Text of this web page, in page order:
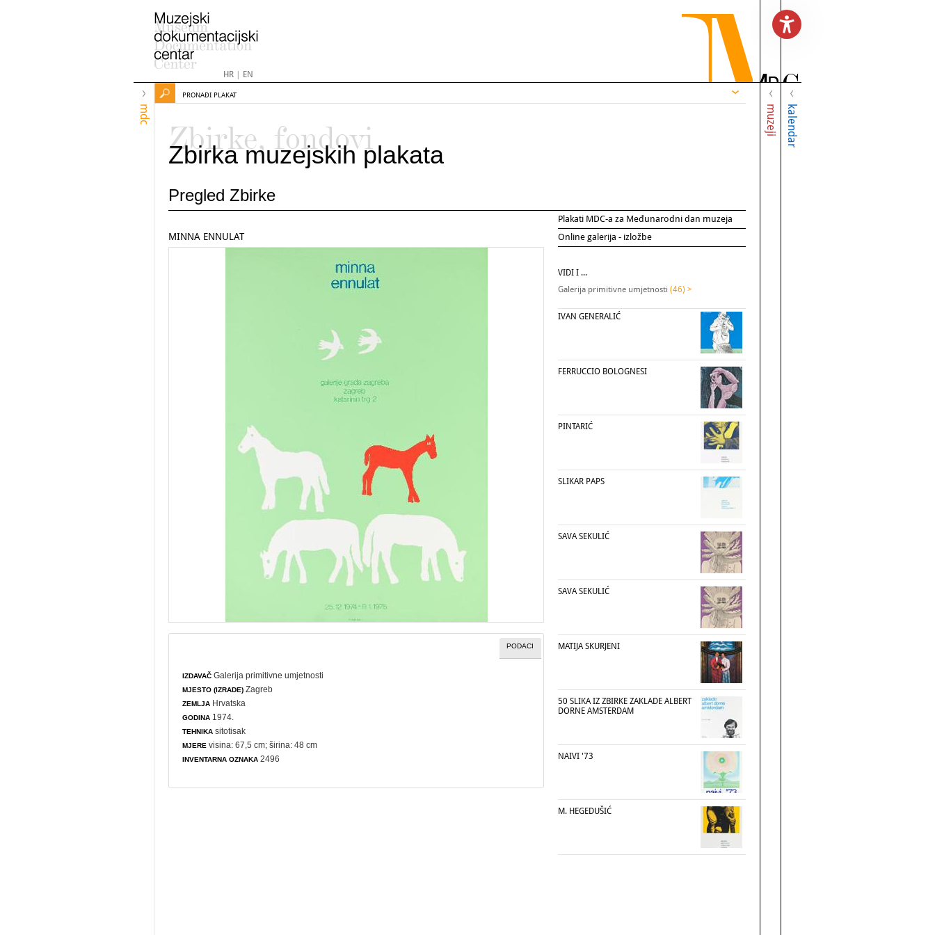
HR| EN
mdc muzeji kalendar
PRONAĐI PLAKAT
Zbirke, fondovi
Zbirka muzejskih plakata
Pregled Zbirke
Plakati MDC-a za Međunarodni dan muzeja
Online galerija - izložbe
MINNA ENNULAT
PODACI
IZDAVAČ Galerija primitivne umjetnosti
MJESTO (IZRADE) Zagreb
ZEMLJA Hrvatska
GODINA 1974.
TEHNIKA sitotisak
MJERE visina: 67,5 cm; širina: 48 cm
INVENTARNA OZNAKA 2496
VIDI I ...
Galerija primitivne umjetnosti (46) >
IVAN GENERALIĆ
FERRUCCIO BOLOGNESI
PINTARIĆ
SLIKAR PAPS
SAVA SEKULIĆ
SAVA SEKULIĆ
MATIJA SKURJENI
50 SLIKA IZ ZBIRKE ZAKLADE ALBERT
DORNE AMSTERDAM
NAIVI '73
M. HEGEDUŠIĆ